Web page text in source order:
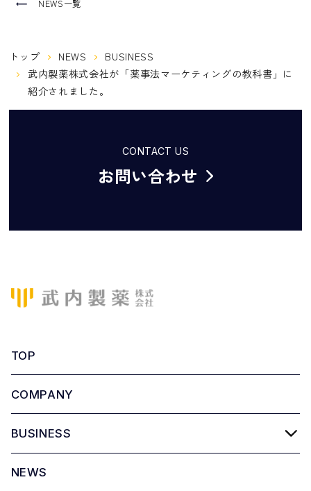
NEWS一覧
トップ NEWS
BUSINESS
武内製薬株式会社が「薬事法マーケティングの教科書」に
紹介されました。
CONTACT US
お問い合わせ
TOP
COMPANY
BUSINESS
NEWS